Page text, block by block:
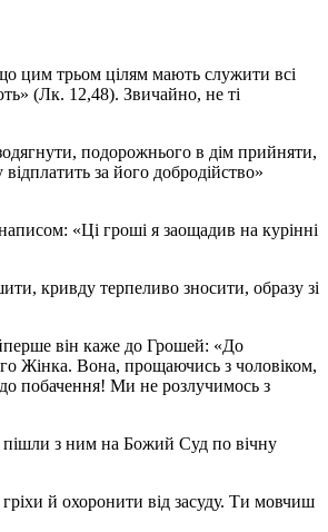
цим трьом цілям мають служити всі
(Лк. 12,48). Звичайно, не ті
подорожнього в дім прийняти,
за його добродійство»
«Ці гроші я заощадив на курінні
кривду терпеливо зносити, образу зі
він каже до Грошей: «До
Жінка. Вона, прощаючись з чоловіком,
побачення! Ми не розлучимось з
пішли з ним на Божий Суд по вічну
й охоронити від засуду. Ти мовчиш